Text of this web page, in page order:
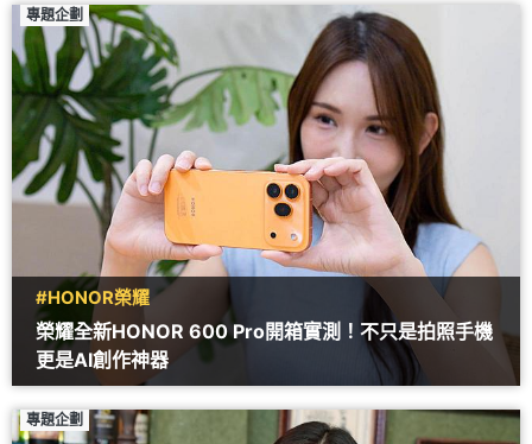
專題企劃
#HONOR榮耀
榮耀全新HONOR 600 Pro開箱實測！不只是拍照手機
更是AI創作神器
專題企劃